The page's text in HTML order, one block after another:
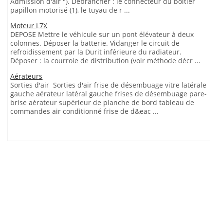
papillon motorisé (1), le tuyau de r ...
Moteur L7X
DEPOSE Mettre le véhicule sur un pont élévateur à deux
colonnes. Déposer la batterie. Vidanger le circuit de
refroidissement par la Durit inférieure du radiateur.
Déposer : la courroie de distribution (voir méthode décr ...
Aérateurs
Sorties d'air Sorties d'air frise de désembuage vitre latérale
gauche aérateur latéral gauche frises de désembuage pare-
brise aérateur supérieur de planche de bord tableau de
commandes air conditionné frise de d&eac ...